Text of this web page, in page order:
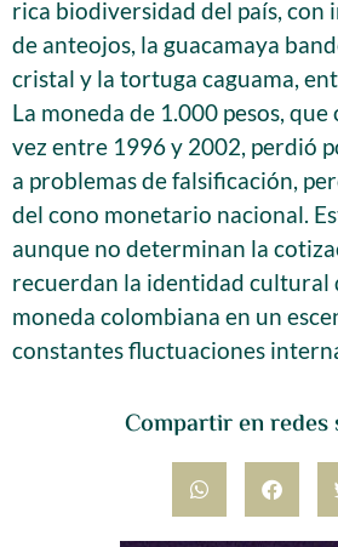
Compartir en redes
rica biodiversidad del país, con
de anteojos, la guacamaya
cristal y la tortuga caguama,
La moneda de 1.000 pesos,
vez entre 1996 y 2002, perdió
a problemas de falsificación,
del cono monetario nacional.
aunque no determinan la
recuerdan la identidad cultural
moneda colombiana en un
constantes fluctuaciones